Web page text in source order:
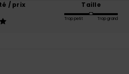
/ prix
Taille
Trop petit Trop grand